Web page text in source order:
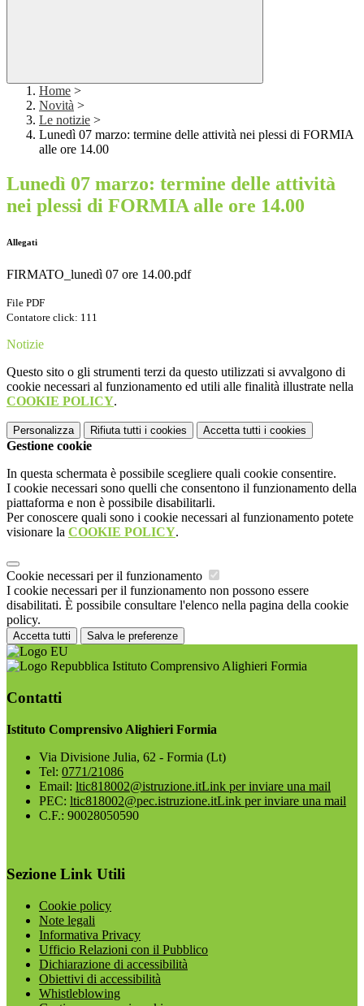
Home >
Novità >
Le notizie >
Lunedì 07 marzo: termine delle attività nei plessi di FORMIA
alle ore 14.00
Lunedì 07 marzo: termine delle attività
nei plessi di FORMIA alle ore 14.00
Allegati
FIRMATO_lunedì 07 ore 14.00.pdf
File PDF
Contatore click: 111
Notizie
Questo sito o gli strumenti terzi da questo utilizzati si avvalgono di
cookie necessari al funzionamento ed utili alle finalità illustrate nella
COOKIE POLICY.
Personalizza Rifiuta tutti i cookies Accetta tutti i cookies
Gestione cookie
In questa schermata è possibile scegliere quali cookie consentire.
I cookie necessari sono quelli che consentono il funzionamento della
piattaforma e non è possibile disabilitarli.
Per conoscere quali sono i cookie necessari al funzionamento potete
visionare la COOKIE POLICY.
Cookie necessari per il funzionamento
I cookie necessari per il funzionamento non possono essere
disabilitati. È possibile consultare l'elenco nella pagina della cookie
policy.
Accetta tutti Salva le preferenze
Istituto Comprensivo Alighieri Formia
Contatti
Istituto Comprensivo Alighieri Formia
Via Divisione Julia, 62 - Formia (Lt)
Tel: 0771/21086
Email: ltic818002@istruzione.itLink per inviare una mail
PEC: ltic818002@pec.istruzione.itLink per inviare una mail
C.F.: 90028050590
Sezione Link Utili
Cookie policy
Note legali
Informativa Privacy
Ufficio Relazioni con il Pubblico
Dichiarazione di accessibilità
Obiettivi di accessibilità
Whistleblowing